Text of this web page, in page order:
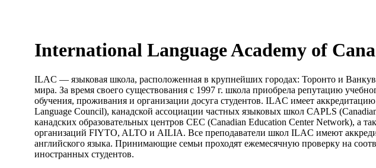
International Language Academy of
ILAC — языковая школа, расположенная в крупнейших городах: Торонто и
мира. За время своего существования с 1997 г. школа приобрела репутацию
обучения, проживания и организации досуга студентов. ILAC имеет
Language Council), канадской ассоциации частных языковых школ CAPLS
канадских образовательных центров CEC (Canadian Education Center Network), а
организаций FIYTO, ALTO и AILIA. Все преподаватели школ ILAC имеют
английского языка. Принимающие семьи проходят ежемесячную проверку на
иностранных студентов.